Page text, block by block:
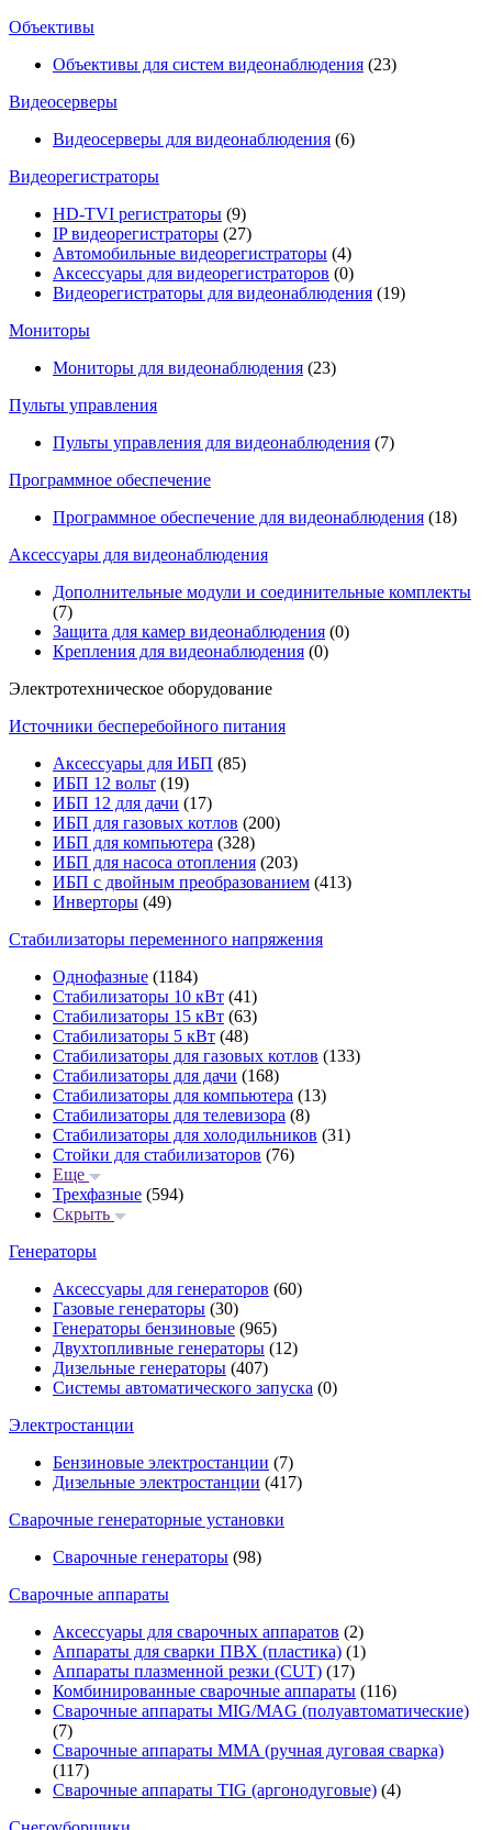
Объективы
Объективы для систем видеонаблюдения (23)
Видеосерверы
Видеосерверы для видеонаблюдения (6)
Видеорегистраторы
HD-TVI регистраторы (9)
IP видеорегистраторы (27)
Автомобильные видеорегистраторы (4)
Аксессуары для видеорегистраторов (0)
Видеорегистраторы для видеонаблюдения (19)
Мониторы
Мониторы для видеонаблюдения (23)
Пульты управления
Пульты управления для видеонаблюдения (7)
Программное обеспечение
Программное обеспечение для видеонаблюдения (18)
Аксессуары для видеонаблюдения
Дополнительные модули и соединительные комплекты
(7)
Защита для камер видеонаблюдения (0)
Крепления для видеонаблюдения (0)
Электротехническое оборудование
Источники бесперебойного питания
Аксессуары для ИБП (85)
ИБП 12 вольт (19)
ИБП 12 для дачи (17)
ИБП для газовых котлов (200)
ИБП для компьютера (328)
ИБП для насоса отопления (203)
ИБП с двойным преобразованием (413)
Инверторы (49)
Стабилизаторы переменного напряжения
Однофазные (1184)
Стабилизаторы 10 кВт (41)
Стабилизаторы 15 кВт (63)
Стабилизаторы 5 кВт (48)
Стабилизаторы для газовых котлов (133)
Стабилизаторы для дачи (168)
Стабилизаторы для компьютера (13)
Стабилизаторы для телевизора (8)
Стабилизаторы для холодильников (31)
Стойки для стабилизаторов (76)
Еще
Трехфазные (594)
Скрыть
Генераторы
Аксессуары для генераторов (60)
Газовые генераторы (30)
Генераторы бензиновые (965)
Двухтопливные генераторы (12)
Дизельные генераторы (407)
Системы автоматического запуска (0)
Электростанции
Бензиновые электростанции (7)
Дизельные электростанции (417)
Сварочные генераторные установки
Сварочные генераторы (98)
Сварочные аппараты
Аксессуары для сварочных аппаратов (2)
Аппараты для сварки ПВХ (пластика) (1)
Аппараты плазменной резки (CUT) (17)
Комбинированные сварочные аппараты (116)
Сварочные аппараты MIG/MAG (полуавтоматические)
(7)
Сварочные аппараты MMA (ручная дуговая сварка)
(117)
Сварочные аппараты TIG (аргонодуговые) (4)